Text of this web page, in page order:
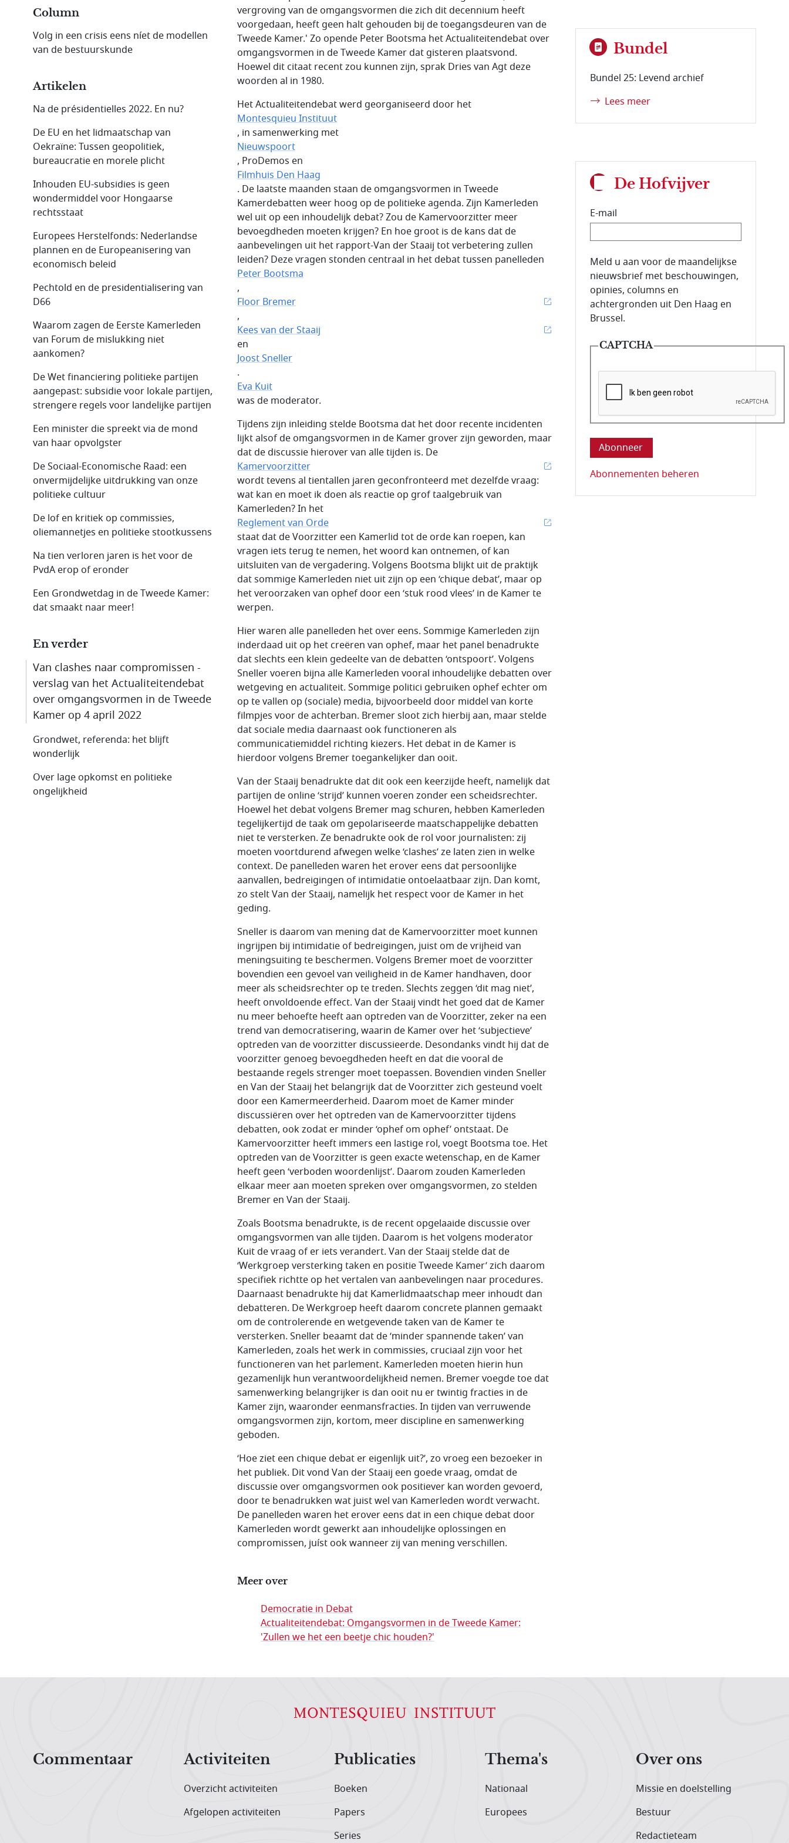
vergroving van de omgangsvormen die zich dit decennium heeft
voorgedaan, heeft geen halt gehouden bij de toegangsdeuren van de
Tweede Kamer.' Zo opende Peter Bootsma het Actualiteitendebat over
omgangsvormen in de Tweede Kamer dat gisteren plaatsvond.
Hoewel dit citaat recent zou kunnen zijn, sprak Dries van Agt deze
woorden al in 1980.
Het Actualiteitendebat werd georganiseerd door het
Montesquieu Instituut
, in samenwerking met
Nieuwspoort
, ProDemos en
Filmhuis Den Haag
. De laatste maanden staan de omgangsvormen in Tweede
Kamerdebatten weer hoog op de politieke agenda. Zijn Kamerleden
wel uit op een inhoudelijk debat? Zou de Kamervoorzitter meer
bevoegdheden moeten krijgen? En hoe groot is de kans dat de
aanbevelingen uit het rapport-Van der Staaij tot verbetering zullen
leiden? Deze vragen stonden centraal in het debat tussen panelleden
Peter Bootsma
,
Floor Bremer
,
Kees van der Staaij
en
Joost Sneller
.
Eva Kuit
was de moderator.
Tijdens zijn inleiding stelde Bootsma dat het door recente incidenten
lijkt alsof de omgangsvormen in de Kamer grover zijn geworden, maar
dat de discussie hierover van alle tijden is. De
Kamervoorzitter
wordt tevens al tientallen jaren geconfronteerd met dezelfde vraag:
wat kan en moet ik doen als reactie op grof taalgebruik van
Kamerleden? In het
Reglement van Orde
staat dat de Voorzitter een Kamerlid tot de orde kan roepen, kan
vragen iets terug te nemen, het woord kan ontnemen, of kan
uitsluiten van de vergadering. Volgens Bootsma blijkt uit de praktijk
dat sommige Kamerleden niet uit zijn op een ‘chique debat’, maar op
het veroorzaken van ophef door een ‘stuk rood vlees’ in de Kamer te
werpen.
Hier waren alle panelleden het over eens. Sommige Kamerleden zijn
inderdaad uit op het creëren van ophef, maar het panel benadrukte
dat slechts een klein gedeelte van de debatten ‘ontspoort’. Volgens
Sneller voeren bijna alle Kamerleden vooral inhoudelijke debatten over
wetgeving en actualiteit. Sommige politici gebruiken ophef echter om
op te vallen op (sociale) media, bijvoorbeeld door middel van korte
filmpjes voor de achterban. Bremer sloot zich hierbij aan, maar stelde
dat sociale media daarnaast ook functioneren als
communicatiemiddel richting kiezers. Het debat in de Kamer is
hierdoor volgens Bremer toegankelijker dan ooit.
Van der Staaij benadrukte dat dit ook een keerzijde heeft, namelijk dat
partijen de online ‘strijd’ kunnen voeren zonder een scheidsrechter.
Hoewel het debat volgens Bremer mag schuren, hebben Kamerleden
tegelijkertijd de taak om gepolariseerde maatschappelijke debatten
niet te versterken. Ze benadrukte ook de rol voor journalisten: zij
moeten voortdurend afwegen welke ‘clashes’ ze laten zien in welke
context. De panelleden waren het erover eens dat persoonlijke
aanvallen, bedreigingen of intimidatie ontoelaatbaar zijn. Dan komt,
zo stelt Van der Staaij, namelijk het respect voor de Kamer in het
geding.
Sneller is daarom van mening dat de Kamervoorzitter moet kunnen
ingrijpen bij intimidatie of bedreigingen, juist om de vrijheid van
meningsuiting te beschermen. Volgens Bremer moet de voorzitter
bovendien een gevoel van veiligheid in de Kamer handhaven, door
meer als scheidsrechter op te treden. Slechts zeggen ‘dit mag niet’,
heeft onvoldoende effect. Van der Staaij vindt het goed dat de Kamer
nu meer behoefte heeft aan optreden van de Voorzitter, zeker na een
trend van democratisering, waarin de Kamer over het ‘subjectieve’
optreden van de voorzitter discussieerde. Desondanks vindt hij dat de
voorzitter genoeg bevoegdheden heeft en dat die vooral de
bestaande regels strenger moet toepassen. Bovendien vinden Sneller
en Van der Staaij het belangrijk dat de Voorzitter zich gesteund voelt
door een Kamermeerderheid. Daarom moet de Kamer minder
discussiëren over het optreden van de Kamervoorzitter tijdens
debatten, ook zodat er minder ‘ophef om ophef’ ontstaat. De
Kamervoorzitter heeft immers een lastige rol, voegt Bootsma toe. Het
optreden van de Voorzitter is geen exacte wetenschap, en de Kamer
heeft geen ‘verboden woordenlijst’. Daarom zouden Kamerleden
elkaar meer aan moeten spreken over omgangsvormen, zo stelden
Bremer en Van der Staaij.
Zoals Bootsma benadrukte, is de recent opgelaaide discussie over
omgangsvormen van alle tijden. Daarom is het volgens moderator
Kuit de vraag of er iets verandert. Van der Staaij stelde dat de
‘Werkgroep versterking taken en positie Tweede Kamer’ zich daarom
specifiek richtte op het vertalen van aanbevelingen naar procedures.
Daarnaast benadrukte hij dat Kamerlidmaatschap meer inhoudt dan
debatteren. De Werkgroep heeft daarom concrete plannen gemaakt
om de controlerende en wetgevende taken van de Kamer te
versterken. Sneller beaamt dat de ‘minder spannende taken’ van
Kamerleden, zoals het werk in commissies, cruciaal zijn voor het
functioneren van het parlement. Kamerleden moeten hierin hun
gezamenlijk hun verantwoordelijkheid nemen. Bremer voegde toe dat
samenwerking belangrijker is dan ooit nu er twintig fracties in de
Kamer zijn, waaronder eenmansfracties. In tijden van verruwende
omgangsvormen zijn, kortom, meer discipline en samenwerking
geboden.
‘Hoe ziet een chique debat er eigenlijk uit?’, zo vroeg een bezoeker in
het publiek. Dit vond Van der Staaij een goede vraag, omdat de
discussie over omgangsvormen ook positiever kan worden gevoerd,
door te benadrukken wat juist wel van Kamerleden wordt verwacht.
De panelleden waren het erover eens dat in een chique debat door
Kamerleden wordt gewerkt aan inhoudelijke oplossingen en
compromissen, juíst ook wanneer zij van mening verschillen.
Meer over
Democratie in Debat
Actualiteitendebat: Omgangsvormen in de Tweede Kamer:
'Zullen we het een beetje chic houden?'
Column
Volg in een crisis eens níet de modellen
van de bestuurskunde
Artikelen
Na de présidentielles 2022. En nu?
De EU en het lidmaatschap van
Oekraïne: Tussen geopolitiek,
bureaucratie en morele plicht
Inhouden EU-subsidies is geen
wondermiddel voor Hongaarse
rechtsstaat
Europees Herstelfonds: Nederlandse
plannen en de Europeanisering van
economisch beleid
Pechtold en de presidentialisering van
D66
Waarom zagen de Eerste Kamerleden
van Forum de mislukking niet
aankomen?
De Wet financiering politieke partijen
aangepast: subsidie voor lokale partijen,
strengere regels voor landelijke partijen
Een minister die spreekt via de mond
van haar opvolgster
De Sociaal-Economische Raad: een
onvermijdelijke uitdrukking van onze
politieke cultuur
De lof en kritiek op commissies,
oliemannetjes en politieke stootkussens
Na tien verloren jaren is het voor de
PvdA erop of eronder
Een Grondwetdag in de Tweede Kamer:
dat smaakt naar meer!
En verder
Van clashes naar compromissen -
verslag van het Actualiteitendebat
over omgangsvormen in de Tweede
Kamer op 4 april 2022
Grondwet, referenda: het blijft
wonderlijk
Over lage opkomst en politieke
ongelijkheid
Bundel
Bundel 25: Levend archief
Lees meer
De Hofvijver
E-mail
E-mailadres van de abonnee.
Meld u aan voor de maandelijkse
nieuwsbrief met beschouwingen,
opinies, columns en
achtergronden uit Den Haag en
Brussel.
CAPTCHA
Deze vraag is om te controleren dat u
Abonnementen beheren
Commentaar
Activiteiten
Overzicht activiteiten
Afgelopen activiteiten
Publicaties
Boeken
Papers
Series
Thema's
Nationaal
Europees
Over ons
Missie en doelstelling
Bestuur
Redactieteam